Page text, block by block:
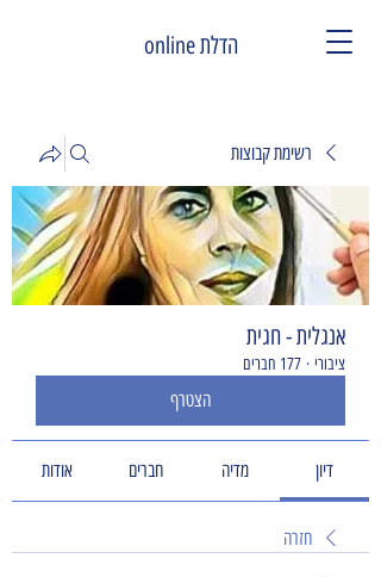
הדלת online
רשימת קבוצות
אנגלית - חגית
ציבורי · 177 חברים
הצטרף
דיון מדיה חברים אודות
חזרה